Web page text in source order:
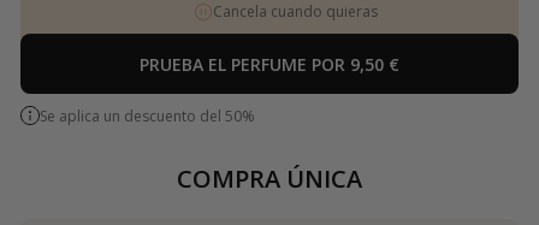
Cancela cuando quieras
PRUEBA EL PERFUME POR 9,50 €
Se aplica un descuento del 50%
COMPRA ÚNICA